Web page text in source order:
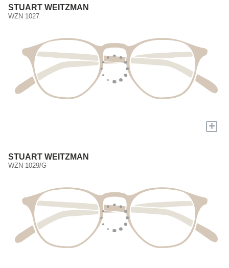
STUART WEITZMAN
WZN 1027
+
STUART WEITZMAN
WZN 1029/G